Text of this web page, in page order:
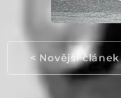
< Novější článek